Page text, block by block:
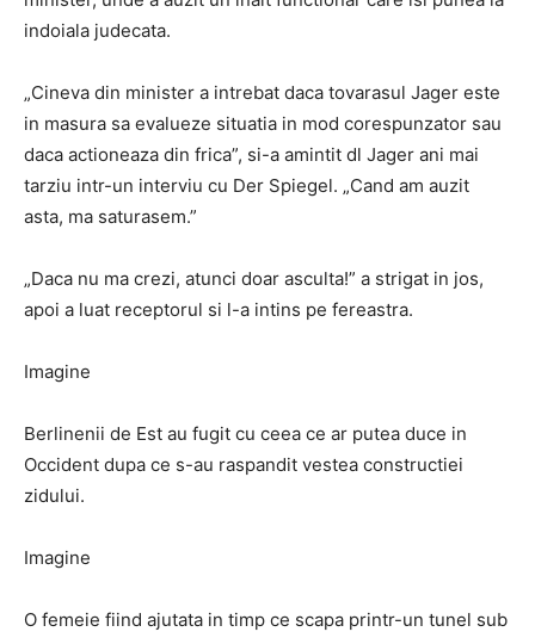
indoiala judecata.
„Cineva din minister a intrebat daca tovarasul Jager este
in masura sa evalueze situatia in mod corespunzator sau
daca actioneaza din frica”, si-a amintit dl Jager ani mai
tarziu intr-un interviu cu Der Spiegel. „Cand am auzit
asta, ma saturasem.”
„Daca nu ma crezi, atunci doar asculta!” a strigat in jos,
apoi a luat receptorul si l-a intins pe fereastra.
Imagine
Berlinenii de Est au fugit cu ceea ce ar putea duce in
Occident dupa ce s-au raspandit vestea constructiei
zidului.
Imagine
O femeie fiind ajutata in timp ce scapa printr-un tunel sub